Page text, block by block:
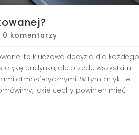
0 komentarzy
to kluczowa decyzja dla każdego
budynku, ale przede wszystkim
atmosferycznymi. W tym artykule
jakie cechy powinien mieć